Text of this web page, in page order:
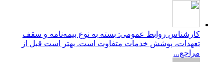
کارشناس روابط عمومی: بسته به نوع بیمه‌نامه و سقف
تعهدات، پوشش خدمات متفاوت است. بهتر است قبل از
مراجع...